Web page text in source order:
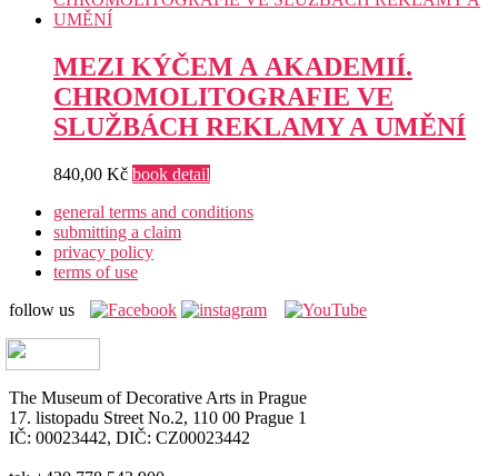
MEZI KÝČEM A AKADEMIÍ.
CHROMOLITOGRAFIE VE
SLUŽBÁCH REKLAMY A UMĚNÍ
840,00 Kč book detail
general terms and conditions
submitting a claim
privacy policy
terms of use
follow us
The Museum of Decorative Arts in Prague
17. listopadu Street No.2, 110 00 Prague 1
IČ: 00023442, DIČ: CZ00023442